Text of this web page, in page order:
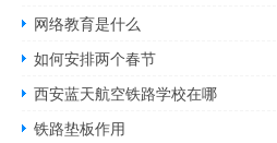
网络教育是什么
如何安排两个春节
西安蓝天航空铁路学校在哪
铁路垫板作用